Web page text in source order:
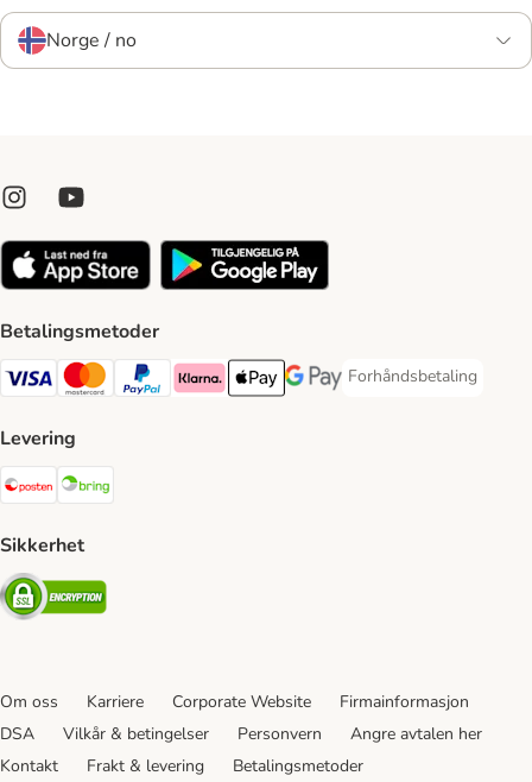
Norge / no
Betalingsmetoder
Visa Payment Method
Mastercard Payment Method
PayPal Payment Method
Klarna Payment Method
Apple Pay Payment Method
Google Pay Payment Method
Forhåndsbetaling
Forhåndsbetaling
Levering
Posten Shipping Method
Sikkerhet
Security
Om oss Karriere Corporate Website
Firmainformasjon
DSA
Vilkår & betingelser Personvern
Angre avtalen her
Kontakt
Frakt & levering Betalingsmetoder